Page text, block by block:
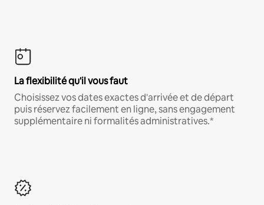
La flexibilité qu'il vous faut
Choisissez vos dates exactes d'arrivée et de départ
puis réservez facilement en ligne, sans engagement
supplémentaire ni formalités administratives.*